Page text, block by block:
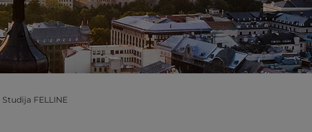
Studija FELLINE